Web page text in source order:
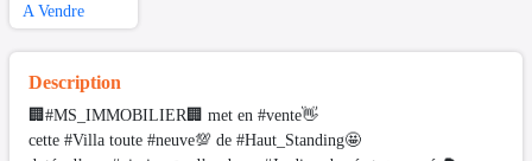
A Vendre
Description
🏢#MS_IMMOBILIER🏢 met en #vente👋
cette #Villa toute #neuve💯 de #Haut_Standing🤩